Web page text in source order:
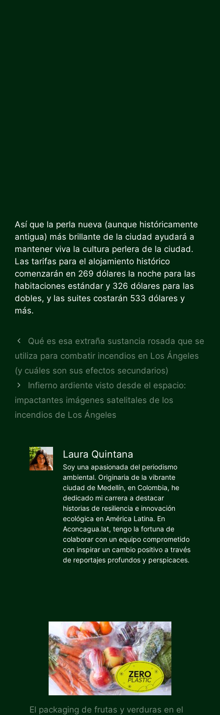
Así que la perla nueva (aunque históricamente
antigua) más brillante de la ciudad ayudará a
mantener viva la cultura perlera de la ciudad.
Las tarifas para el alojamiento histórico
comenzarán en 269 dólares la noche para las
habitaciones estándar y 326 dólares para las
dobles, y las suites costarán 533 dólares y
más.
Qué es esa extraña sustancia rosada que se
utiliza para combatir incendios en Los Ángeles
(y cuáles son sus efectos secundarios)
Infierno ardiente visto desde el espacio:
impactantes imágenes satelitales de los
incendios de Los Ángeles
Laura Quintana
Soy una apasionada del periodismo
ambiental. Originaria de la vibrante
ciudad de Medellín, en Colombia, he
dedicado mi carrera a destacar
historias de resiliencia e innovación
ecológica en América Latina. En
Aconcagua.lat, tengo la fortuna de
colaborar con un equipo comprometido
con inspirar un cambio positivo a través
de reportajes profundos y perspicaces.
El packaging de frutas y verduras en el